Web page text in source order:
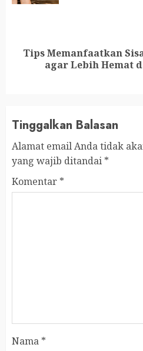
Next
Tips Memanfaatkan
agar Lebih Hemat
Tinggalkan Balasan
Alamat email Anda tidak
yang wajib ditandai *
Komentar *
Nama *